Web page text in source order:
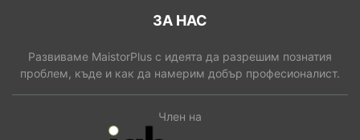
ЗА НАС
Развиваме MaistorPlus с идеята да разрешим познатия
проблем, къде и как да намерим добър професионалист.
Член на